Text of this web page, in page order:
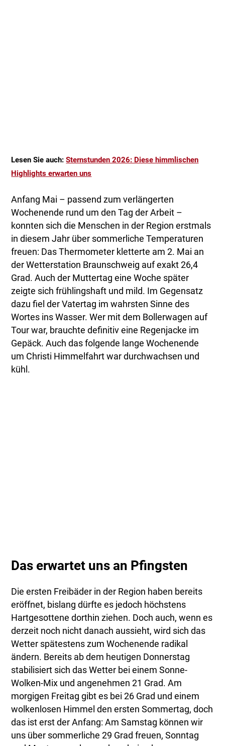
Lesen Sie auch:Sternstunden 2026: Diese himmlischen
Highlights erwarten uns
Anfang Mai – passend zum verlängerten
Wochenende rund um den Tag der Arbeit –
konnten sich die Menschen in der Region erstmals
in diesem Jahr über sommerliche Temperaturen
freuen: Das Thermometer kletterte am 2. Mai an
der Wetterstation Braunschweig auf exakt 26,4
Grad. Auch der Muttertag eine Woche später
zeigte sich frühlingshaft und mild. Im Gegensatz
dazu fiel der Vatertag im wahrsten Sinne des
Wortes ins Wasser. Wer mit dem Bollerwagen auf
Tour war, brauchte definitiv eine Regenjacke im
Gepäck. Auch das folgende lange Wochenende
um Christi Himmelfahrt war durchwachsen und
kühl.
Das erwartet uns an Pfingsten
Die ersten Freibäder in der Region haben bereits
eröffnet, bislang dürfte es jedoch höchstens
Hartgesottene dorthin ziehen. Doch auch, wenn es
derzeit noch nicht danach aussieht, wird sich das
Wetter spätestens zum Wochenende radikal
ändern. Bereits ab dem heutigen Donnerstag
stabilisiert sich das Wetter bei einem Sonne-
Wolken-Mix und angenehmen 21 Grad. Am
morgigen Freitag gibt es bei 26 Grad und einem
wolkenlosen Himmel den ersten Sommertag, doch
das ist erst der Anfang: Am Samstag können wir
uns über sommerliche 29 Grad freuen, Sonntag